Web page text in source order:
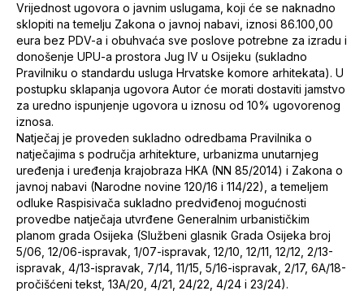
Vrijednost ugovora o javnim uslugama, koji će se naknadno
sklopiti na temelju Zakona o javnoj nabavi, iznosi 86.100,00
eura bez PDV-a i obuhvaća sve poslove potrebne za izradu i
donošenje UPU-a prostora Jug IV u Osijeku (sukladno
Pravilniku o standardu usluga Hrvatske komore arhitekata). U
postupku sklapanja ugovora Autor će morati dostaviti jamstvo
za uredno ispunjenje ugovora u iznosu od 10% ugovorenog
iznosa.
Natječaj je proveden sukladno odredbama Pravilnika o
natječajima s područja arhitekture, urbanizma unutarnjeg
uređenja i uređenja krajobraza HKA (NN 85/2014) i Zakona o
javnoj nabavi (Narodne novine 120/16 i 114/22), a temeljem
odluke Raspisivača sukladno predviđenoj mogućnosti
provedbe natječaja utvrđene Generalnim urbanističkim
planom grada Osijeka (Službeni glasnik Grada Osijeka broj
5/06, 12/06-ispravak, 1/07-ispravak, 12/10, 12/11, 12/12, 2/13-
ispravak, 4/13-ispravak, 7/14, 11/15, 5/16-ispravak, 2/17, 6A/18-
pročišćeni tekst, 13A/20, 4/21, 24/22, 4/24 i 23/24).